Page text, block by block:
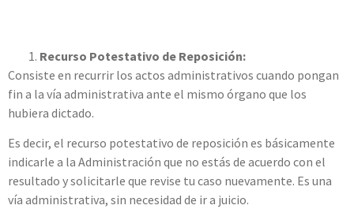
Recurso Potestativo de Reposición:
Consiste en recurrir los actos administrativos cuando pongan
fin a la vía administrativa ante el mismo órgano que los
hubiera dictado.
Es decir, el recurso potestativo de reposición es básicamente
indicarle a la Administración que no estás de acuerdo con el
resultado y solicitarle que revise tu caso nuevamente. Es una
vía administrativa, sin necesidad de ir a juicio.